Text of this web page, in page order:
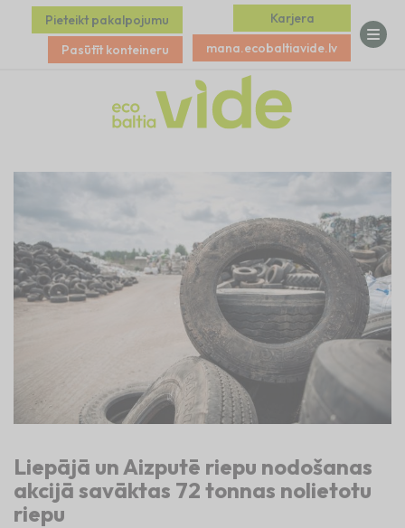
Pieteikt pakalpojumu
Pasūtīt konteineru
Karjera
mana.ecobaltiavide.lv
Liepājā un Aizputē riepu nodošanas
akcijā savāktas 72 tonnas nolietotu
riepu